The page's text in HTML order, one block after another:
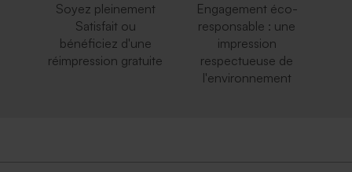
Soyez pleinement
Satisfait ou
bénéficiez d'une
réimpression gratuite
Engagement éco-
responsable : une
impression
respectueuse de
l'environnement